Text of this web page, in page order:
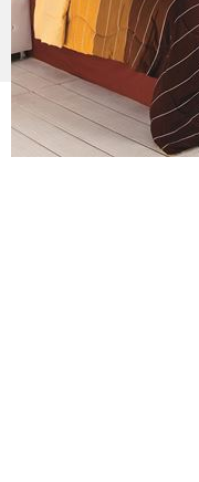
©2026 - casapratica.net -